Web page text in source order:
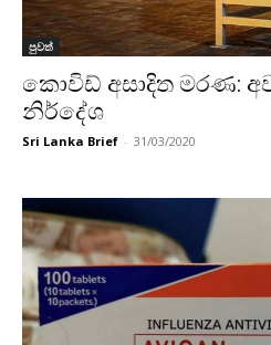
පුවත්
කොවිඩ් අසාදිත මරණ:
නිර්දේශ
Sri Lanka Brief - 31/03/2020